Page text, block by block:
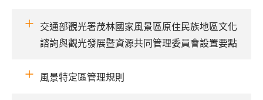
交通部觀光署茂林國家風景區原住民族地區文化
諮詢與觀光發展暨資源共同管理委員會設置要點
風景特定區管理規則